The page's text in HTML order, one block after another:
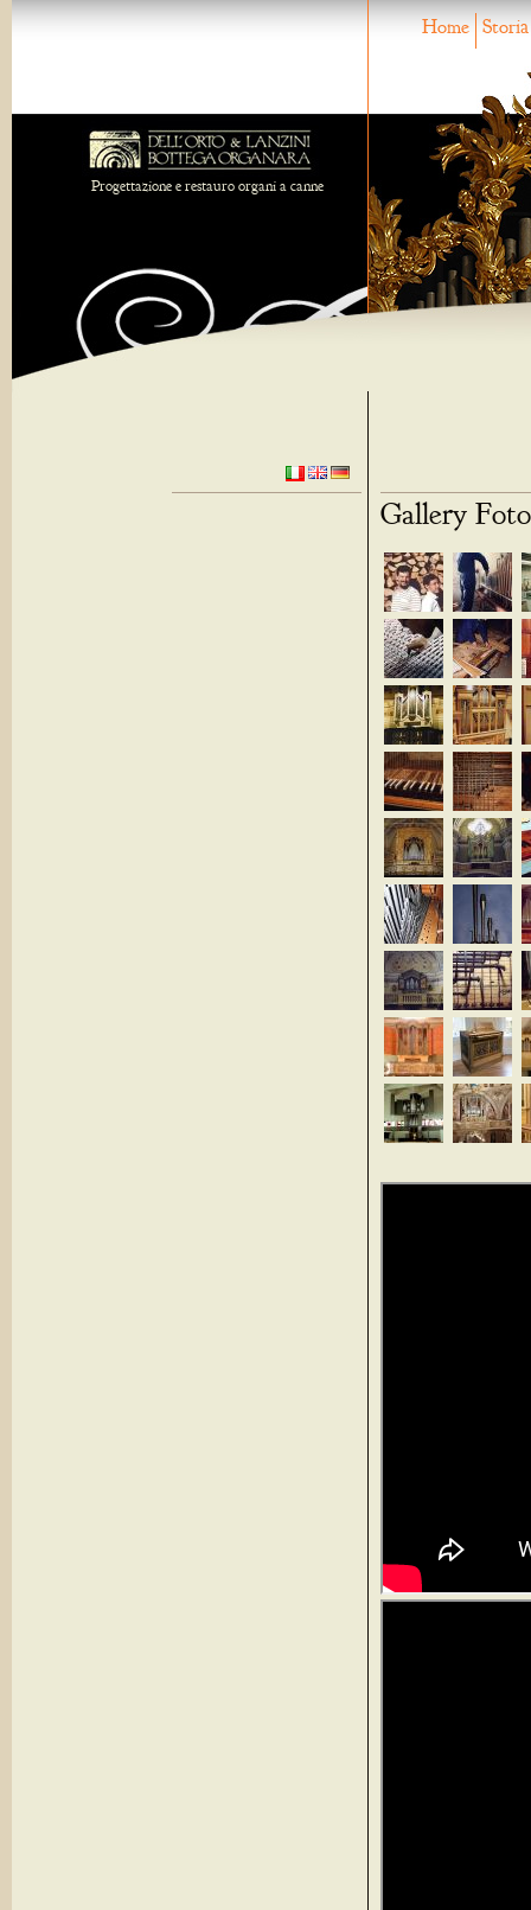
Home Storia
Progettazione e restauro organi a canne
Gallery